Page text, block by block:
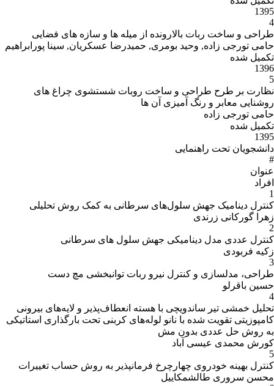
میله ها و سازه های فضایی
عسکریان, سینا پورابراهیم
روبات شستشوی چراغ های
سرطانی به کمک روش تحلیلی
سلول های سرطانی
ربات توانبخشی مچ دست
انعطاف‌پذیر و لایه‌های بیرونی
کربنی تحت بارگذاری استاتیکی
به روش حساب تغییرات